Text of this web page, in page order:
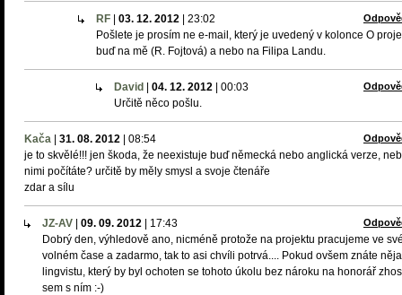
RF 03. 12. 2012 23:02
Pošlete je prosím ne e-mail, který je uvedený v kolonce O
buď na mě (R. Fojtová) a nebo na Filipa Landu.
David 04. 12. 2012 00:03
Určitě něco pošlu.
Kača 31. 08. 2012 08:54
je to skvělé!!! jen škoda, že neexistuje buď německá nebo anglická verze,
nimi počítáte? určitě by měly smysl a svoje čtenáře
zdar a sílu
JZ-AV 09. 09. 2012 17:43
Dobrý den, výhledově ano, nicméně protože na projektu pracujeme ve
volném čase a zadarmo, tak to asi chvíli potrvá.... Pokud ovšem znáte
lingvistu, který by byl ochoten se tohoto úkolu bez nároku na honorář
sem s ním :-)